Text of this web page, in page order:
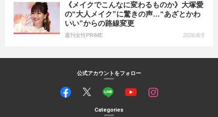
《メイクでこんなに変わるものか》大塚愛
の“大人メイク”に驚きの声…“あざとかわ
いい”からの路線変更
週刊女性PRIME 2026/8/5
公式アカウントをフォロー
Categories